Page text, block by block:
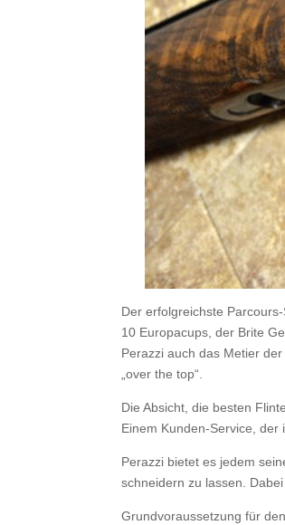
Der erfolgreichste
10 Europacups, der Brite
Perazzi auch das Metier
„over the top“.
Die Absicht, die besten
Einem Kunden-Service,
Perazzi bietet es jedem
schneidern zu lassen.
Grundvoraussetzung für